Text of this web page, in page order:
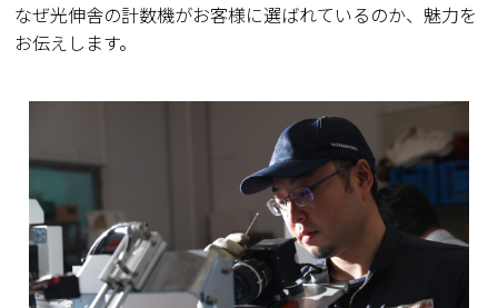
なぜ光伸舎の計数機がお客様に選ばれているのか、魅力を
お伝えします。